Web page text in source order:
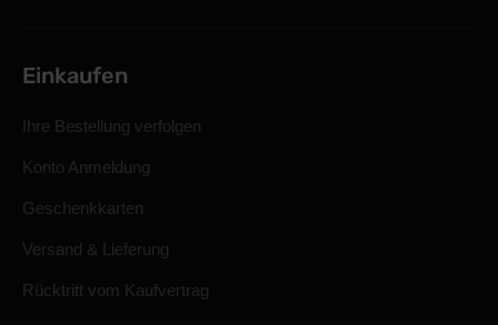
Einkaufen
Ihre Bestellung verfolgen
Konto Anmeldung
Geschenkkarten
Versand & Lieferung
Rücktritt vom Kaufvertrag